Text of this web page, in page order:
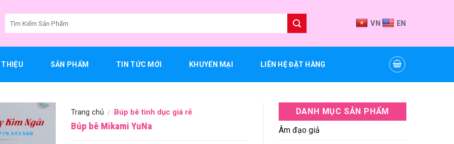
kiếm:
VN EN
THIỆU SẢN PHẨM TIN TỨC MỚI KHUYẾN MẠI LIÊN HỆ ĐẶT HÀNG
Trang chủ / Búp bê tình dục giá rẻ
Búp bê Mikami YuNa
DANH MỤC SẢN PHẨM
Âm đạo giả